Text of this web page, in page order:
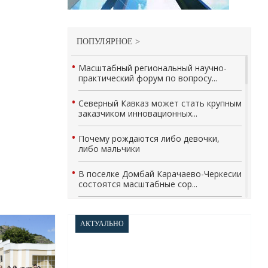
ПОПУЛЯРНОЕ >
Масштабный региональный научно-
практический форум по вопросу...
Северный Кавказ может стать крупным
заказчиком инновационных...
Почему рождаются либо девочки,
либо мальчики
В поселке Домбай Карачаево-Черкесии
состоятся масштабные сор...
чествование лучших спортсмен...
АКТУАЛЬНО